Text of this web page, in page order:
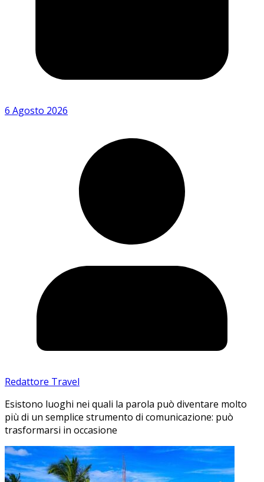
6 Agosto 2026
Redattore Travel
Esistono luoghi nei quali la parola può diventare molto
più di un semplice strumento di comunicazione: può
trasformarsi in occasione